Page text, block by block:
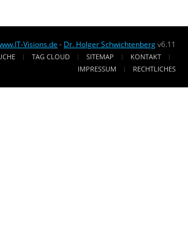
Visions.de - Dr. Holger Schwichtenbergv6.11
TAG CLOUD SITEMAP
KONTAKT
IMPRESSUM
RECHTLICHES